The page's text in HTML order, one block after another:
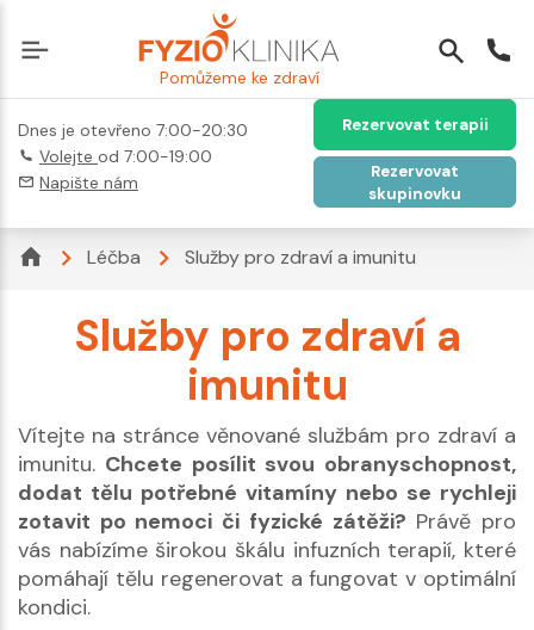
Pomůžeme ke zdraví
Dnes je otevřeno 7:00-20:30
Volejte od 7:00-19:00
Napište nám
Rezervovat terapii
Rezervovat
skupinovku
Léčba Služby pro zdraví a imunitu
Služby pro zdraví a
imunitu
Vítejte na stránce věnované službám pro zdraví a
imunitu. Chcete posílit svou obranyschopnost,
dodat tělu potřebné vitamíny nebo se rychleji
zotavit po nemoci či fyzické zátěži? Právě pro
vás nabízíme širokou škálu infuzních terapií, které
pomáhají tělu regenerovat a fungovat v optimální
kondici.